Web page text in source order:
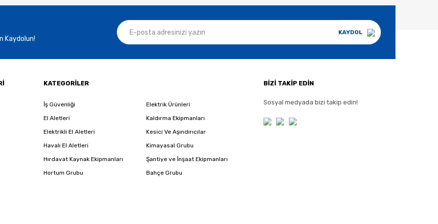
Kaydolun!
KAYDOL
KATEGORİLER
İş Güvenliği
Elektrik Ürünleri
El Aletleri
Kaldırma Ekipmanları
Elektrikli El Aletleri
Kesici Ve Aşındırıcılar
Havalı El Aletleri
Kimayasal Grubu
Hırdavat Kaynak Ekipmanları
Şantiye ve İnşaat Ekipmanları
Hortum Grubu
Bahçe Grubu
BİZİ TAKİP EDİN
Sosyal medyada bizi takip edin!